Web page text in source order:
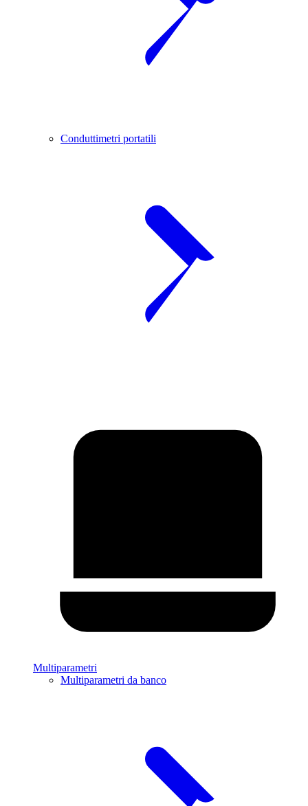
Conduttimetri portatili
Multiparametri
Multiparametri da banco